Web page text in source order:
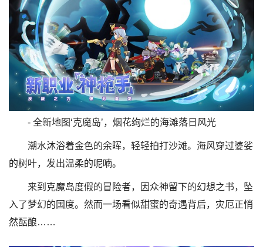
- 全新地图‘克魔岛’，烟花绚烂的海滩落日风光
潮水沐浴着金色的余晖，轻轻拍打沙滩。海风穿过婆娑
的树叶，发出温柔的呢喃。
来到克魔岛度假的冒险者，因众神留下的幻想之书，坠
入了梦幻的国度。然而一场看似甜蜜的奇遇背后，灾厄正悄
然酝酿……